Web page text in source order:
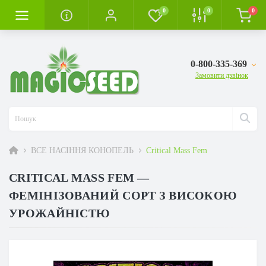
0 0 0
0-800-335-369
Замовити дзвінок
ВСЕ НАСІННЯ КОНОПЕЛЬ Critical Mass Fem
CRITICAL MASS FEM —
ФЕМІНІЗОВАНИЙ СОРТ З ВИСОКОЮ
УРОЖАЙНІСТЮ